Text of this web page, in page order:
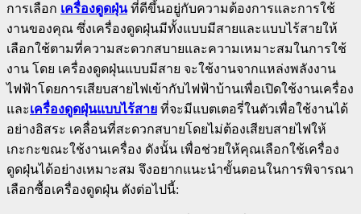
การเลือก เครื่องดูดฝุ่นที่ดีขึ้นอยู่กับความต้องการและการใช้
งานของคุณ ซึ่งเครื่องดูดฝุ่นมีทั้งแบบมีสายและแบบไร้สายให้
เลือกใช้ตามที่ความสะดวกสบายและความเหมาะสมในการใช้
งาน โดย เครื่องดูดฝุ่นแบบมีสาย จะใช้งานจากแหล่งพลังงาน
ไฟฟ้าโดยการเสียบสายไฟเข้ากับไฟฟ้าบ้านเพื่อเปิดใช้งานเครื่อง
และเครื่องดูดฝุ่นแบบไร้สาย ที่จะมีแบตเตอรี่ในตัวเพื่อใช้งานได้
อย่างอิสระ เคลื่อนที่สะดวกสบายโดยไม่ต้องเสียบสายไฟให้
เกะกะขณะใช้งานเครื่อง ดังนั้น เพื่อช่วยให้คุณเลือกใช้เครื่อง
ดูดฝุ่นได้อย่างเหมาะสม จึงอยากแนะนำขั้นตอนในการพิจารณา
เลือกซื้อเครื่องดูดฝุ่น ดังต่อไปนี้: